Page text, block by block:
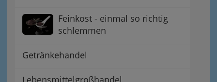
Feinkost - einmal so richtig
schlemmen
Getränkehandel
Lebensmittelgroßhandel